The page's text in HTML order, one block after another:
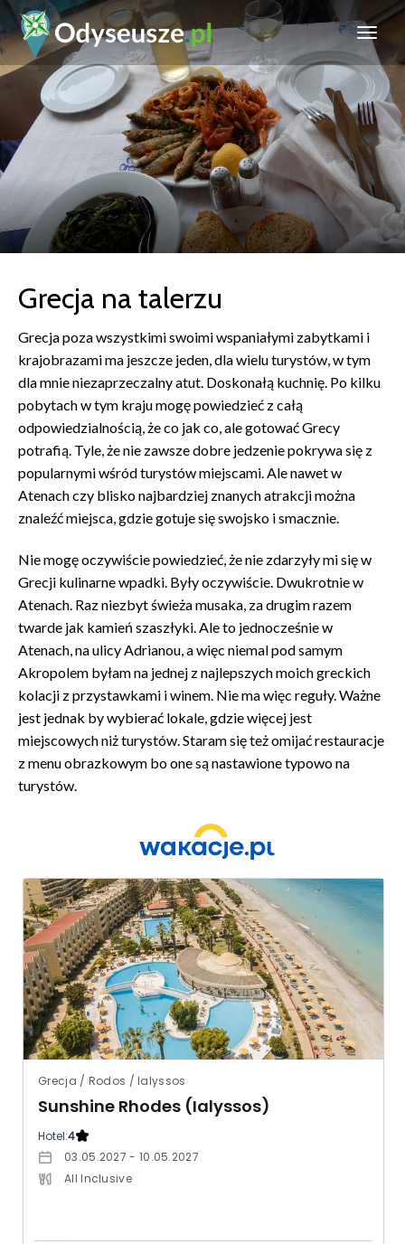
Grecja na talerzu
Grecja poza wszystkimi swoimi wspaniałymi zabytkami i
krajobrazami ma jeszcze jeden, dla wielu turystów, w tym
dla mnie niezaprzeczalny atut. Doskonałą kuchnię. Po kilku
pobytach w tym kraju mogę powiedzieć z całą
odpowiedzialnością, że co jak co, ale gotować Grecy
potrafią. Tyle, że nie zawsze dobre jedzenie pokrywa się z
popularnymi wśród turystów miejscami. Ale nawet w
Atenach czy blisko najbardziej znanych atrakcji można
znaleźć miejsca, gdzie gotuje się swojsko i smacznie.
Nie mogę oczywiście powiedzieć, że nie zdarzyły mi się w
Grecji kulinarne wpadki. Były oczywiście. Dwukrotnie w
Atenach. Raz niezbyt świeża musaka, za drugim razem
twarde jak kamień szaszłyki. Ale to jednocześnie w
Atenach, na ulicy Adrianou, a więc niemal pod samym
Akropolem byłam na jednej z najlepszych moich greckich
kolacji z przystawkami i winem. Nie ma więc reguły. Ważne
jest jednak by wybierać lokale, gdzie więcej jest
miejscowych niż turystów. Staram się też omijać restauracje
z menu obrazkowym bo one są nastawione typowo na
turystów.
Grecja / Rodos / Ialyssos
Sunshine Rhodes (Ialyssos)
Hotel:4
03.05.2027 - 10.05.2027
All Inclusive